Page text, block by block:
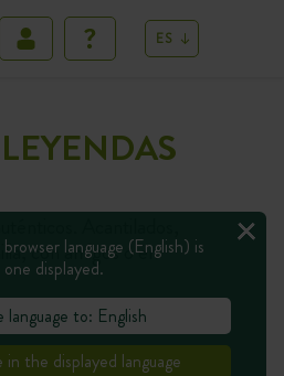
ES
Acantilados,
con amigos o en
language (English) is
displayed.
language to: English
the displayed language